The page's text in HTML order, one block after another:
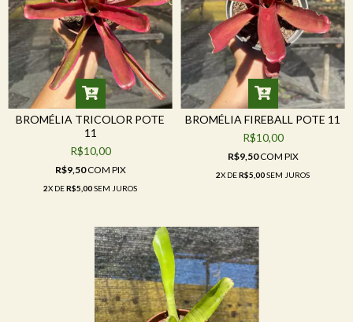
BROMÉLIA TRICOLOR POTE
11
R$10,00
R$9,50COM PIX
2X DER$5,00SEM JUROS
BROMÉLIA FIREBALL POTE 11
R$10,00
R$9,50COM PIX
2X DER$5,00SEM JUROS